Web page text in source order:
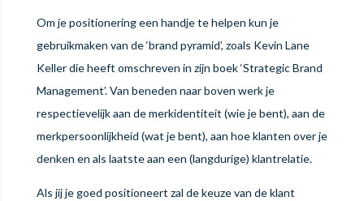
Om je positionering een handje te helpen kun je
gebruikmaken van de ‘brand pyramid’, zoals Kevin Lane
Keller die heeft omschreven in zijn boek ‘Strategic Brand
Management’. Van beneden naar boven werk je
respectievelijk aan de merkidentiteit (wie je bent), aan de
merkpersoonlijkheid (wat je bent), aan hoe klanten over je
denken en als laatste aan een (langdurige) klantrelatie.
Als jij je goed positioneert zal de keuze van de klant